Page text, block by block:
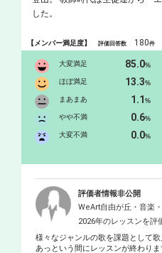
した。
【メンバー満足度】評価回答数 180件
大変満足 85.0%
ほぼ満足 13.3%
まあまあ 1.1%
やや不満 0.6%
大変不満 0.0%
評価者情報非公開
WeArt自由が丘・音楽
2026年のレッスンを評
様々なジャンルの歌を課題として
あっという間にレッスンが終わりま